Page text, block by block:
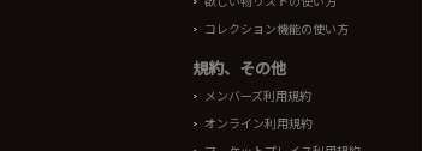
コレクション機能の使い方
規約、その他
メンバーズ利用規約
オンライン利用規約